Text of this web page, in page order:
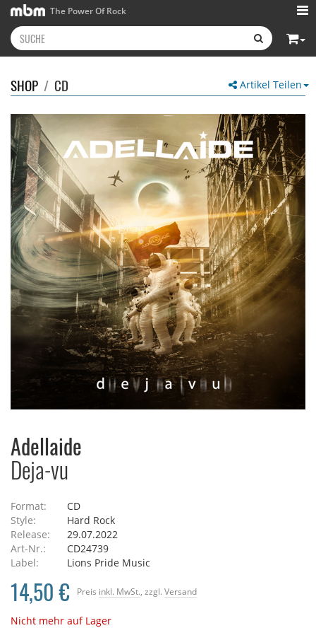
The Power Of Rock
Artikel Teilen
SHOP / CD
Adellaide
Deja-vu
Format:
CD
Style:
Hard Rock
Release:
29.07.2022
Art-Nr.:
CD24739
Label:
Lions Pride Music
Preis inkl. MwSt. , zzgl. Versand
14,50 €
Nicht mehr auf Lager